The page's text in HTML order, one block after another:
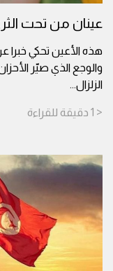
عينان من تحت
هذه الأعين تحكي
والوجع الذي صيّر
الزلزال...
< 1 دقيقة للقراءة